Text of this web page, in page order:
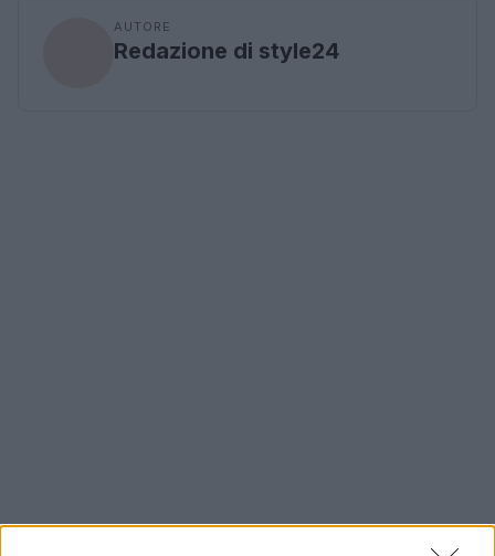
AUTORE
Redazione di style24